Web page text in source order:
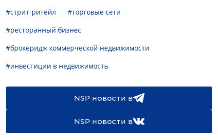
#стрит-ритейл
#торговые сети
#ресторанный бизнес
#брокеридж коммерческой недвижимости
#инвестиции в недвижимость
NSP новости в
NSP новости в